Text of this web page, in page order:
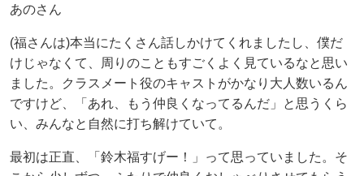
あのさん
(福さんは)本当にたくさん話しかけてくれましたし、僕だ
けじゃなくて、周りのこともすごくよく見ているなと思い
ました。クラスメート役のキャストがかなり大人数いるん
ですけど、「あれ、もう仲良くなってるんだ」と思うくら
い、みんなと自然に打ち解けていて。
最初は正直、「鈴木福すげー！」って思っていました。そ